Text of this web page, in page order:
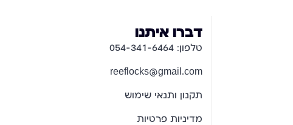
דברו איתנו
טלפון: 054-341-6464
reeflocks@gmail.com
תקנון ותנאי שימוש
מדיניות פרטיות